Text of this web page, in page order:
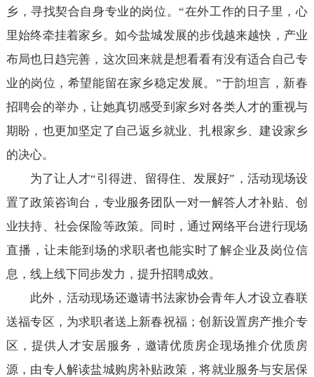
乡，寻找契合自身专业的岗位。“在外工作的日子里，心
里始终牵挂着家乡。如今盐城发展的步伐越来越快，产业
布局也日趋完善，这次回来就是想看看有没有适合自己专
业的岗位，希望能留在家乡稳定发展。”于韵坦言，新春
招聘会的举办，让她真切感受到家乡对各类人才的重视与
期盼，也更加坚定了自己返乡就业、扎根家乡、建设家乡
的决心。
为了让人才“引得进、留得住、发展好”，活动现场设
置了政策咨询台，专业服务团队一对一解答人才补贴、创
业扶持、社会保险等政策。同时，通过网络平台进行现场
直播，让未能到场的求职者也能实时了解企业及岗位信
息，线上线下同步发力，提升招聘成效。
此外，活动现场还邀请书法家协会青年人才设立春联
送福专区，为求职者送上新春祝福；创新设置房产推介专
区，提供人才安居服务，邀请优质房企现场推介优质房
源，由专人解读盐城购房补贴政策，将就业服务与安居保